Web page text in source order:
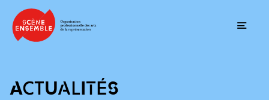
ACTUALITÉS